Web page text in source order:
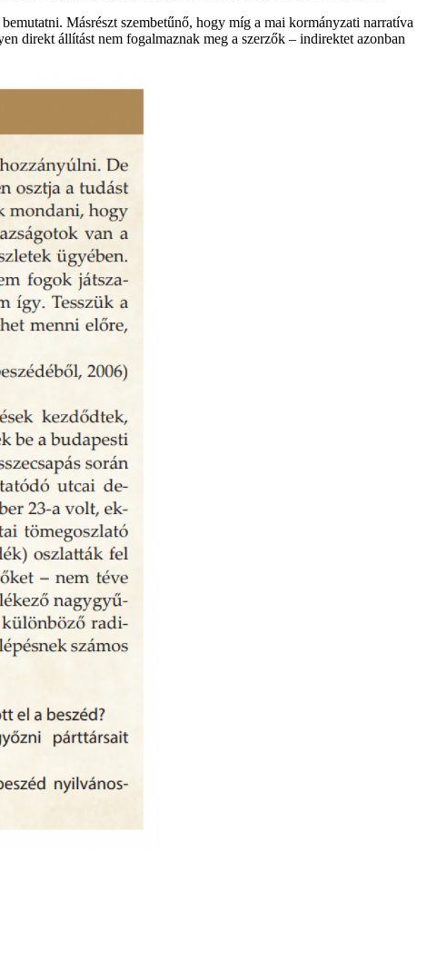
Másrészt szembetűnő, hogy míg a mai kormányzati narratíva
direkt állítást nem fogalmaznak meg a szerzők – indirektet azonban